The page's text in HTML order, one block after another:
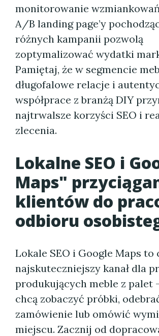
monitorowanie
A/B landing page’y
różnych kampanii pozwolą
zoptymalizować wydatki
Pamiętaj, że w segmencie
długofalowe relacje i
współprace z branżą DIY
najtrwalsze korzyści SEO i
zlecenia.
Lokalne SEO i
Maps"
klientów do
odbioru
Lokale SEO i Google Maps to
najskuteczniejszy kanał dla
produkujących meble z palet
chcą zobaczyć próbki,
zamówienie lub omówić
miejscu. Zacznij od